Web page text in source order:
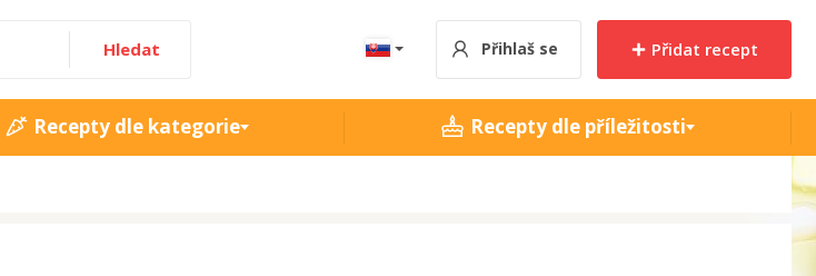
Hledat Přihlaš se Přidat recept
Recepty dle kategorie Recepty dle příležitosti